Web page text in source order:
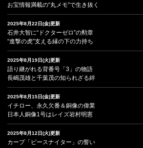
お宝情報満載の“丸メモ”で生き抜く
2025年8月22日(金)更新
石井大智に“ドクターゼロ”の勲章
“進撃の虎”支える縁の下の力持ち
2025年8月19日(火)更新
語り継がれる背番号「3」の物語
長嶋茂雄と千葉茂の知られざる絆
2025年8月15日(金)更新
イチロー、永久欠番＆銅像の偉業
日本人銅像1号はレイズ岩村明憲
2025年8月12日(火)更新
カープ「ピースナイター」の誓い